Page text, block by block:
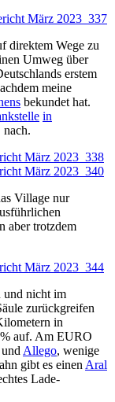
direktem Wege zu
Umweg über
erstem
meine
bekundet hat.
in
Village nur
aber trotzdem
und nicht im
zurückgreifen
in
auf. Am EURO
und Allego, wenige
gibt es einen Aral
Lade-